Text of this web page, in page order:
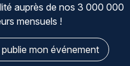
auprès de nos 3 000 000
mensuels !
mon événement